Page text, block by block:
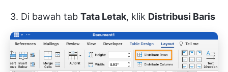
3. Di bawah tab Tata Letak, klik Distribusi Baris